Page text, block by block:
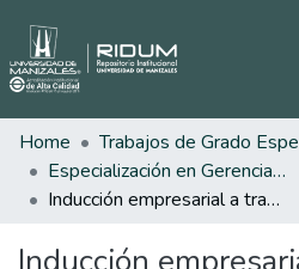
Home
Especialización en Gerencia del Talento Humano
Inducción empresarial a través de la plataforma virtual ClassRoom